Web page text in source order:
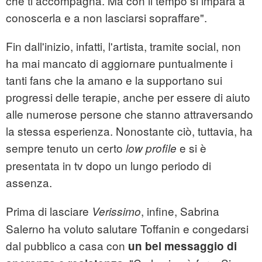
conoscerla e a non lasciarsi sopraffare".
Fin dall'inizio, infatti, l'artista, tramite social, non
ha mai mancato di aggiornare puntualmente i
tanti fans che la amano e la supportano sui
progressi delle terapie, anche per essere di aiuto
alle numerose persone che stanno attraversando
la stessa esperienza. Nonostante ciò, tuttavia, ha
sempre tenuto un certo low profile e si è
presentata in tv dopo un lungo periodo di
assenza.
Prima di lasciare Verissimo, infine, Sabrina
Salerno ha voluto salutare Toffanin e congedarsi
dal pubblico a casa con un bel messaggio di